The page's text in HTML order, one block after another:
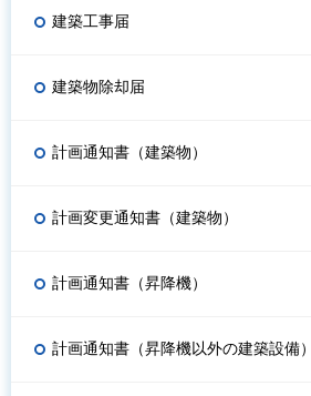
建築工事届
建築物除却届
計画通知書（建築物）
計画変更通知書（建築物）
計画通知書（昇降機）
計画通知書（昇降機以外の建築設備）